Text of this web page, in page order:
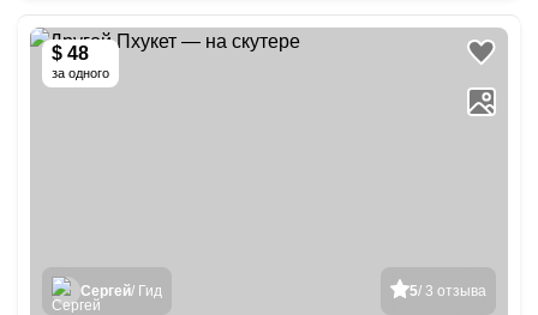
$ 48
за одного
5/ 3 отзыва
Сергей/ Гид